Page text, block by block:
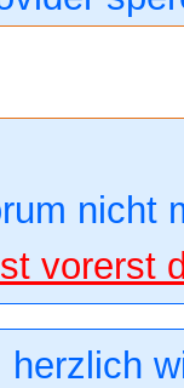
nicht
vorerst
herzlich